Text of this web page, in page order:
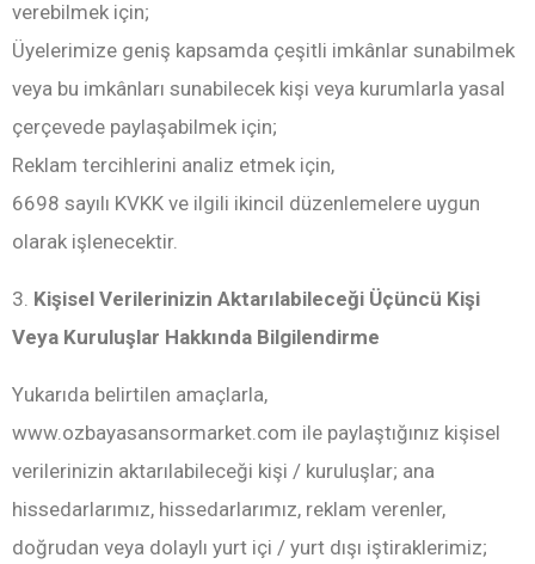
verebilmek için;
Üyelerimize geniş kapsamda çeşitli imkânlar sunabilmek
veya bu imkânları sunabilecek kişi veya kurumlarla yasal
çerçevede paylaşabilmek için;
Reklam tercihlerini analiz etmek için,
6698 sayılı KVKK ve ilgili ikincil düzenlemelere uygun
olarak işlenecektir.
3. Kişisel Verilerinizin Aktarılabileceği Üçüncü Kişi
Veya Kuruluşlar Hakkında Bilgilendirme
Yukarıda belirtilen amaçlarla,
www.ozbayasansormarket.com ile paylaştığınız kişisel
verilerinizin aktarılabileceği kişi / kuruluşlar; ana
hissedarlarımız, hissedarlarımız, reklam verenler,
doğrudan veya dolaylı yurt içi / yurt dışı iştiraklerimiz;